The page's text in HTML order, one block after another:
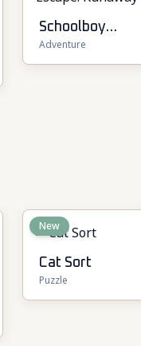
Schoolboy
Escape:
Adventure
New
Cat Sort
Puzzle